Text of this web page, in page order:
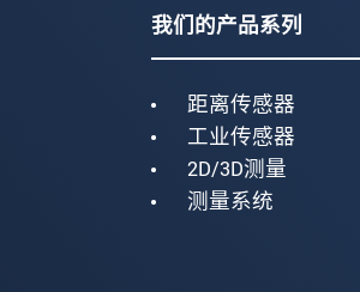
我们的产品系列
距离传感器
工业传感器
2D/3D测量
测量系统